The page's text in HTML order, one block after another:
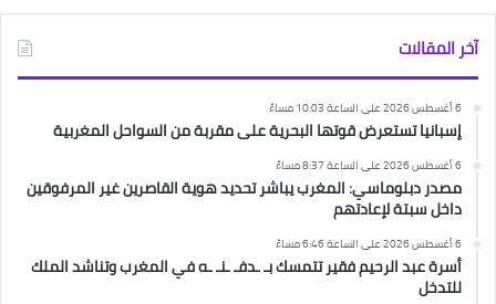
آخر المقالات
6 أغسطس 2026 على الساعة 10:03 مساءً
إسبانيا تستعرض قوتها البحرية على مقربة من السواحل المغربية
6 أغسطس 2026 على الساعة 8:37 مساءً
مصدر دبلوماسي: المغرب يباشر تحديد هوية القاصرين غير المرفوقين
داخل سبتة لإعادتهم
6 أغسطس 2026 على الساعة 6:46 مساءً
أسرة عبد الرحيم فقير تتمسك بـ ـدفـ ـنـ ـه في المغرب وتناشد الملك
للتدخل